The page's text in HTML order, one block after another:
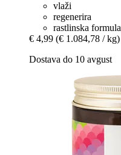
vlaži
regenerira
rastlinska formula
€ 4,99 (€ 1.084,78 / kg)
Dostava do 10 avgust